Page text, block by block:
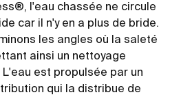
l'eau chassée ne circule
car il n'y en a plus de bride.
les angles où la saleté
ainsi un nettoyage
est propulsée par un
qui la distribue de